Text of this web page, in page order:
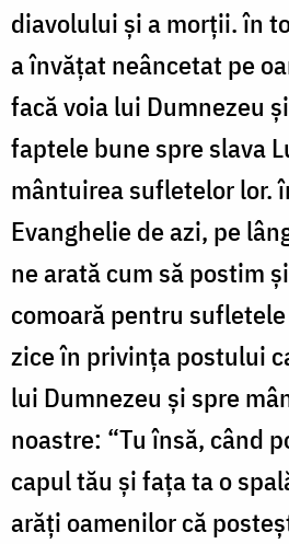
diavolului și a morții. în
a învățat neâncetat pe
facă voia lui Dumnezeu
faptele bune spre slava
mântuirea sufletelor lor.
Evanghelie de azi, pe
ne arată cum să postim
comoară pentru
zice în privința postului
lui Dumnezeu și spre
noastre: “Tu însă, când
capul tău și fața ta o
arăți oamenilor că